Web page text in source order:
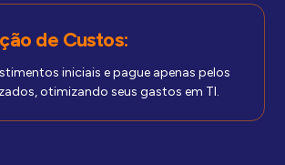
de Custos:
iniciais e pague apenas pelos
otimizando seus gastos em TI.